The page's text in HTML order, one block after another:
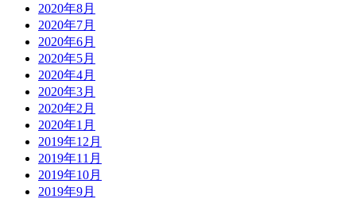
2020年8月
2020年7月
2020年6月
2020年5月
2020年4月
2020年3月
2020年2月
2020年1月
2019年12月
2019年11月
2019年10月
2019年9月